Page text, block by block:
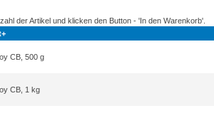
der Artikel und klicken den Button - 'In den Warenkorb'.
CB, 500 g
CB, 1 kg